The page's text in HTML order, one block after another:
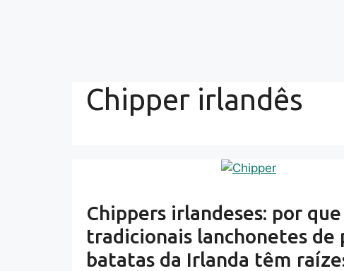
Chipper irlandês
Chippers irlandeses: por que
tradicionais lanchonetes de
batatas da Irlanda têm